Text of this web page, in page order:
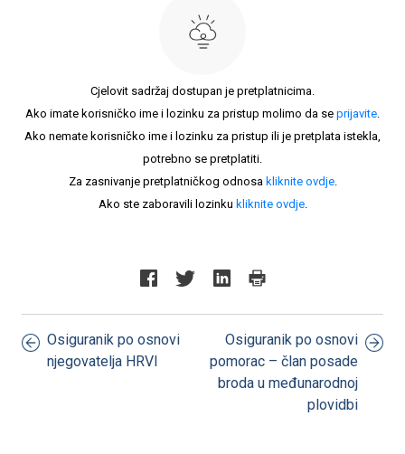
Cjelovit sadržaj dostupan je pretplatnicima.
Ako imate korisničko ime i lozinku za pristup molimo da se prijavite.
Ako nemate korisničko ime i lozinku za pristup ili je pretplata istekla,
potrebno se pretplatiti.
Za zasnivanje pretplatničkog odnosa kliknite ovdje.
Ako ste zaboravili lozinku kliknite ovdje.
Osiguranik po osnovi
njegovatelja HRVI
Osiguranik po osnovi
pomorac – član posade
broda u međunarodnoj
plovidbi